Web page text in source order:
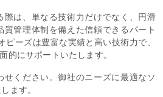
際は、単なる技術力だけでなく、円滑
質管理体制を備えた信頼できるパート
ーズは豊富な実績と高い技術力で、
的にサポートいたします。
せください。御社のニーズに最適なソ
ます。